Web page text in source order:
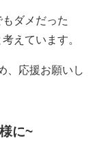
ダメだった
えています。
、応援お願いし
に~